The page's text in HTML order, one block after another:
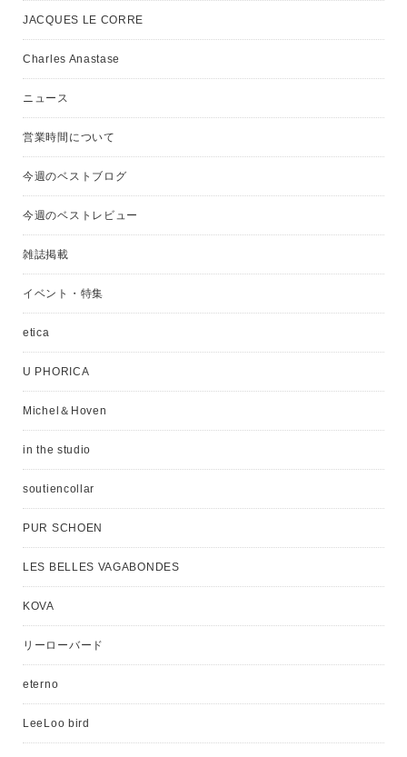
JACQUES LE CORRE
Charles Anastase
ニュース
営業時間について
今週のベストブログ
今週のベストレビュー
雑誌掲載
イベント・特集
etica
U PHORICA
Michel＆Hoven
in the studio
soutiencollar
PUR SCHOEN
LES BELLES VAGABONDES
KOVA
リーローバード
eterno
LeeLoo bird